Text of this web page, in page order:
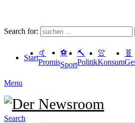
Search for:
Start
🤙
Promis
⚽️
Sport
🔨
Politik
👚
Konsum
🧬
Menu
Search